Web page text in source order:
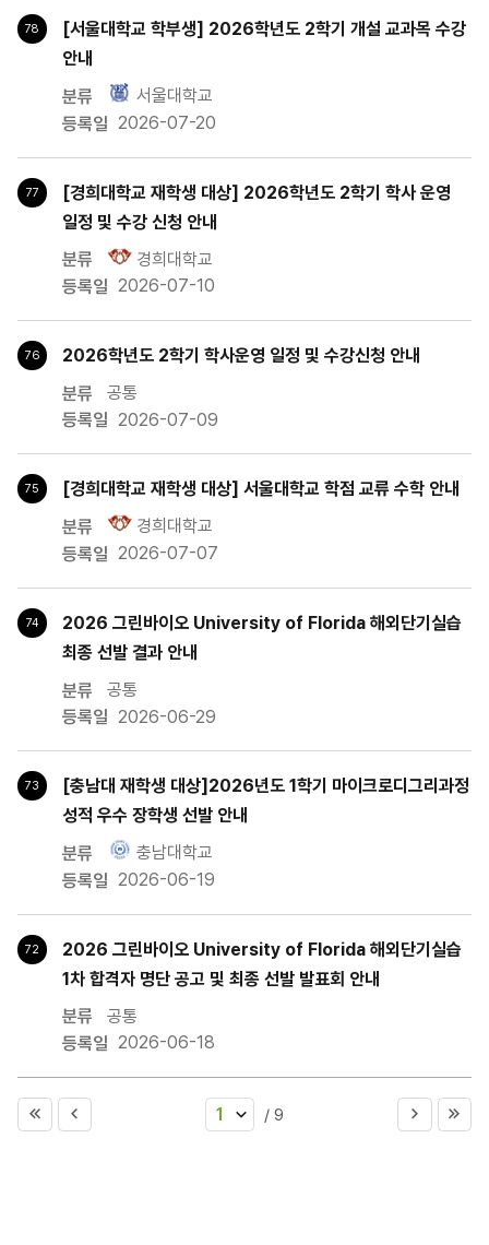
주요내용
활동후기
서울대학교
전남대학교
연암대학교
78
[서울대학교 학부생] 2026학년도 2학기 개설 교과목 수강
안내
서울대학교
2026-07-20
77
[경희대학교 재학생 대상] 2026학년도 2학기 학사 운영
일정 및 수강 신청 안내
경희대학교
2026-07-10
76
2026학년도 2학기 학사운영 일정 및 수강신청 안내
공통
2026-07-09
75
[경희대학교 재학생 대상] 서울대학교 학점 교류 수학 안내
경희대학교
2026-07-07
74
2026 그린바이오 University of Florida 해외단기실습
최종 선발 결과 안내
공통
2026-06-29
73
[충남대 재학생 대상]2026년도 1학기 마이크로디그리과정
성적 우수 장학생 선발 안내
충남대학교
2026-06-19
72
2026 그린바이오 University of Florida 해외단기실습
1차 합격자 명단 공고 및 최종 선발 발표회 안내
공통
2026-06-18
1 / 9